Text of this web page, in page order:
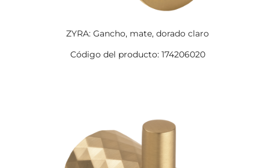
ZYRA: Gancho, mate, dorado claro
Código del producto: 174206020